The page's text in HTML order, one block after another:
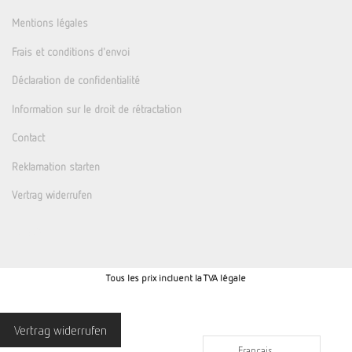
Mentions légales
Frais et conditions d'envoi
Déclaration de confidentialité
Information sur le droit de rétractation
Contact
Reklamation starten
Vertrag widerrufen
Tous les prix incluent la TVA légale
Vertrag widerrufen